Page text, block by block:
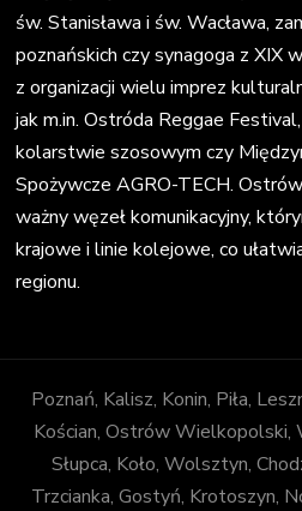
św. Stanisława i św. Wacława,
poznańskich czy synagoga z XIX
z organizacji wielu imprez
jak m.in. Ostróda Reggae
kolarstwie szosowym czy
Spożywcze AGRO-TECH.
ważny węzeł komunikacyjny,
krajowe i linie kolejowe, co
regionu.
Poznań, Kalisz, Konin, Piła,
Kościan, Ostrów Wielkopolski,
Słupca, Koło, Wolsztyn,
Trzcianka, Gostyń, Krotoszyn,